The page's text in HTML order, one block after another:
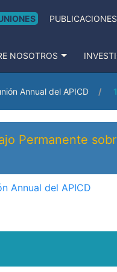
PUBLICACIONES
NOSOTROS
Annual del APICD
Permanente
Annual del APICD